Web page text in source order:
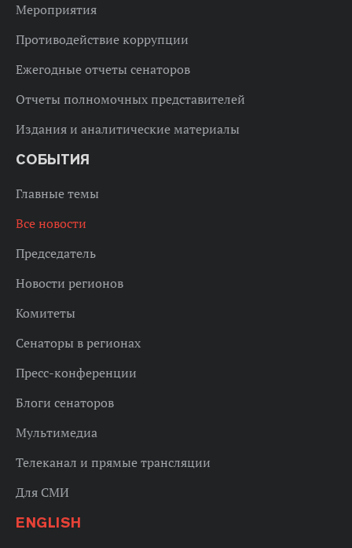
Мероприятия
Противодействие коррупции
Ежегодные отчеты сенаторов
Отчеты полномочных представителей
Издания и аналитические материалы
СОБЫТИЯ
Главные темы
Все новости
Председатель
Новости регионов
Комитеты
Сенаторы в регионах
Пресс-конференции
Блоги сенаторов
Мультимедиа
Телеканал и прямые трансляции
Для СМИ
ENGLISH